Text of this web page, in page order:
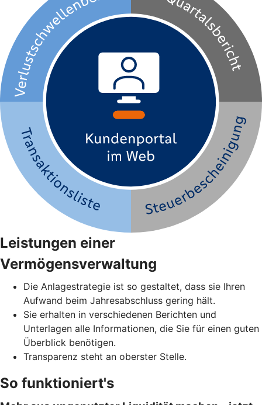
Leistungen einer
Vermögensverwaltung
Die Anlagestrategie ist so gestaltet, dass sie Ihren
Aufwand beim Jahresabschluss gering hält.
Sie erhalten in verschiedenen Berichten und
Unterlagen alle Informationen, die Sie für einen guten
Überblick benötigen.
Transparenz steht an oberster Stelle.
So funktioniert's